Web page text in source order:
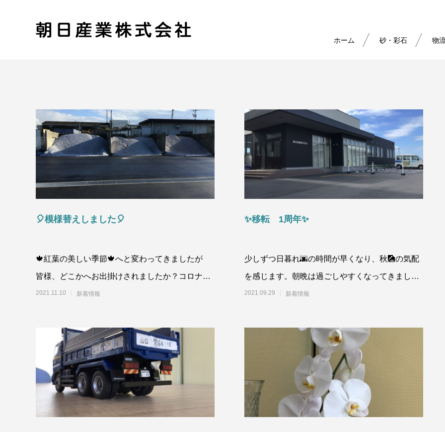
ホーム 砂・彩石 物
🎈模様替えしました🎈
🍁紅葉の美しい季節🍁へと変わってきましたが
皆様、どこかへお出掛けされましたか？コロナウ
イルス減少傾向となり、落ちついた日々に戻りつ
2021.11.10 新着情報
✨移転 1周年✨
少しずつ日暮れ🌆の時間が早くなり、秋🎑の気配
を感じます。朝晩は過ごしやすくなってきました
が、皆様はいかがお過ごしでしょうか？デルタ
2021.09.29 新着情報